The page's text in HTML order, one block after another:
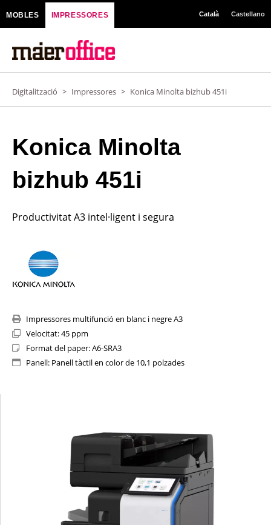
al
contingut
MOBLES IMPRESSORES Català Castellano
Digitalització > Impressores > Konica Minolta bizhub 451i
Konica Minolta
bizhub 451i
Productivitat A3 intel·ligent i segura
Impressores multifunció en blanc i negre A3
Velocitat: 45 ppm
Format del paper: A6-SRA3
Panell: Panell tàctil en color de 10,1 polzades